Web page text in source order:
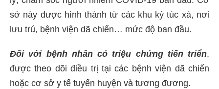
sở này được hình thành từ các khu ký túc xá, nơi
lưu trú, bệnh viện dã chiến… mức độ ban đầu.
Đối với bệnh nhân có triệu chứng tiến triển,
được theo dõi điều trị tại các bệnh viện dã chiến
hoặc cơ sở y tế tuyến huyện và tương đương.